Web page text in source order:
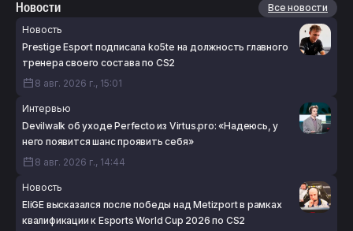
Новости
Все новости
Новость
Prestige Esport подписала ko5te на должность главного
тренера своего состава по CS2
8 авг. 2026 г., 15:01
Интервью
Devilwalk об уходе Perfecto из Virtus.pro: «Надеюсь, у
него появится шанс проявить себя»
8 авг. 2026 г., 14:44
Новость
EliGE высказался после победы над Metizport в рамках
квалификации к Esports World Cup 2026 по CS2